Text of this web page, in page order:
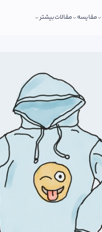
مقایسه مقالاتبیشتر